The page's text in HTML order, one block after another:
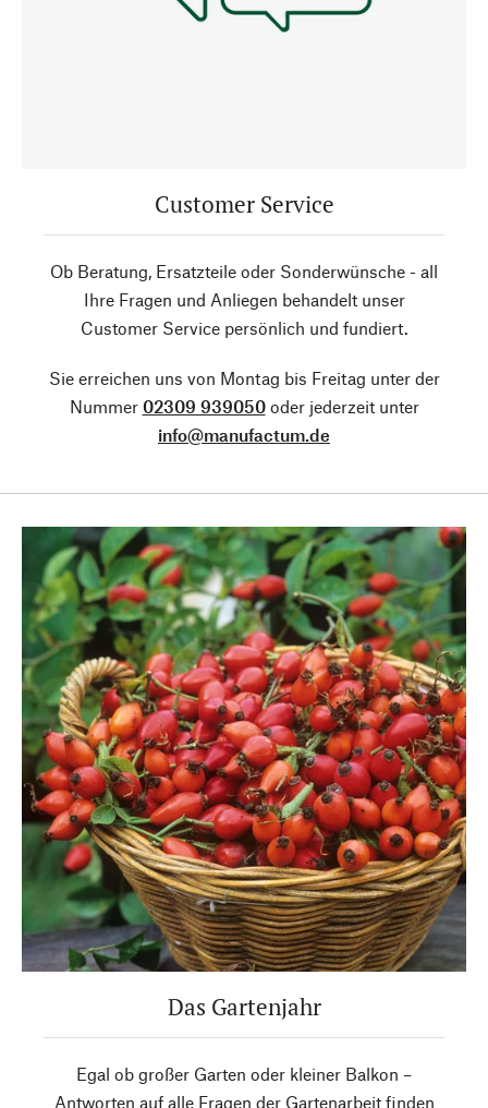
Customer Service
Ob Beratung, Ersatzteile oder Sonderwünsche - all
Ihre Fragen und Anliegen behandelt unser
Customer Service persönlich und fundiert.
Sie erreichen uns von Montag bis Freitag unter der
Nummer 02309 939050oder jederzeit unter
info@manufactum.de
Das Gartenjahr
Egal ob großer Garten oder kleiner Balkon –
Antworten auf alle Fragen der Gartenarbeit finden